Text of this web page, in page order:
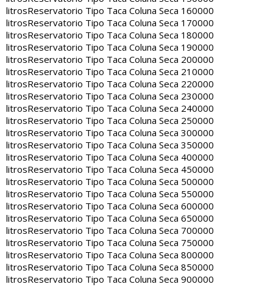
litrosReservatorio Tipo Taca Coluna Seca 160000
litrosReservatorio Tipo Taca Coluna Seca 170000
litrosReservatorio Tipo Taca Coluna Seca 180000
litrosReservatorio Tipo Taca Coluna Seca 190000
litrosReservatorio Tipo Taca Coluna Seca 200000
litrosReservatorio Tipo Taca Coluna Seca 210000
litrosReservatorio Tipo Taca Coluna Seca 220000
litrosReservatorio Tipo Taca Coluna Seca 230000
litrosReservatorio Tipo Taca Coluna Seca 240000
litrosReservatorio Tipo Taca Coluna Seca 250000
litrosReservatorio Tipo Taca Coluna Seca 300000
litrosReservatorio Tipo Taca Coluna Seca 350000
litrosReservatorio Tipo Taca Coluna Seca 400000
litrosReservatorio Tipo Taca Coluna Seca 450000
litrosReservatorio Tipo Taca Coluna Seca 500000
litrosReservatorio Tipo Taca Coluna Seca 550000
litrosReservatorio Tipo Taca Coluna Seca 600000
litrosReservatorio Tipo Taca Coluna Seca 650000
litrosReservatorio Tipo Taca Coluna Seca 700000
litrosReservatorio Tipo Taca Coluna Seca 750000
litrosReservatorio Tipo Taca Coluna Seca 800000
litrosReservatorio Tipo Taca Coluna Seca 850000
litrosReservatorio Tipo Taca Coluna Seca 900000